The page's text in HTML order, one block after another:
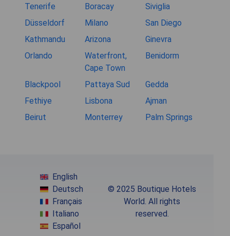
Tenerife Boracay
Siviglia
Düsseldorf
Milano
San Diego
Kathmandu
Arizona
Ginevra
Orlando
Waterfront,
Cape Town
Benidorm
Blackpool Pattaya Sud
Gedda
Fethiye
Lisbona
Ajman
Beirut
Monterrey Palm Springs
English
Deutsch
Français
Italiano
Español
© 2025 Boutique Hotels
World. All rights
reserved.